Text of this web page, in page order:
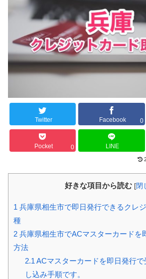
Twitter Facebook 0
Pocket 0 LINE
好きな項目から読む [閉
1 兵庫県相生市で即日発行できるクレ
種
2 兵庫県相生市でACマスターカードを
方法
2.1 ACマスターカードを即日発行
し込み手順です。